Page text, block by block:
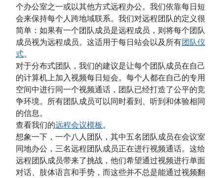
个办公室之一或以其他方式远程办公。我们依靠每日短
会来保持每个人跨地域联系。我们对远程团队的定义很
简单：如果有一个团队成员是远程成员，则将每个团队
成员视为远程成员。这适用于每日站会以及所有团队仪
式。
对于分布式团队，我们的建议是让每个团队成员在自己
的计算机上加入视频每日短会。每个人都在自己的专用
空间中进行同一个视频通话，团队已经打造了公平的竞
争环境。所有团队成员可以同时看到、听到和体验相同
的信息。
查看我们的远程会议模板 。
想象一下，一个八人团队，其中五名团队成员在会议室
同地办公，三名远程团队成员正在进行视频通话。这给
远程团队成员带来了挑战，他们希望通过视频进行单面
对话、肢体语言和手势，而这些并不总是能通过视频翻